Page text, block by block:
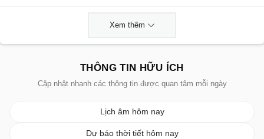
Xem thêm
THÔNG TIN HỮU ÍCH
Cập nhật nhanh các thông tin được quan tâm mỗi ngày
Lịch âm hôm nay
Dự báo thời tiết hôm nay